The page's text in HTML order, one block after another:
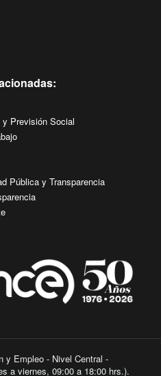
y Previsión Social
Pública y Transparencia
y Empleo - Nivel Central -
a viernes, 09:00 a 18:00 hrs.).